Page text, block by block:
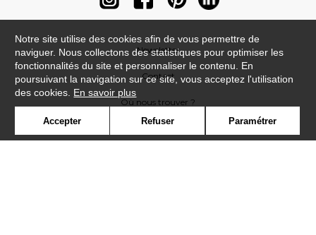
Newsletter
Contact
Où nous trouver ?
Notre site utilise des cookies afin de vous permettre de
naviguer. Nous collectons des statistiques pour optimiser les
fonctionnalités du site et personnaliser le contenu. En
poursuivant la navigation sur ce site, vous acceptez l'utilisation
des cookies. En savoir plus
Accepter Refuser Paramétrer